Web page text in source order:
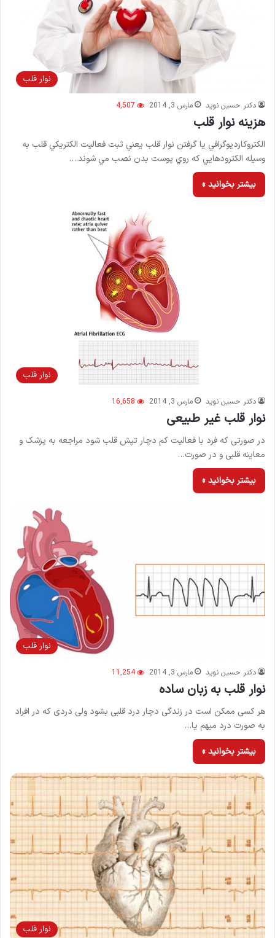
نوار قلب
دکتر حسین نوید مارس 3, 2014 4,507
هزینه نوار قلب
الكتروكارديوگرافي یا گرفتن نوار قلب يعني ثبت فعاليت الكتريكي قلب به
وسيله الكترودهايي كه روي پوست بدن نصب مي ‌شوند.…
بیشتر بخوانید »
نوار قلب
دکتر حسین نوید مارس 3, 2014 16,658
نوار قلب غیر طبیعی
در صورتی که فرد با فعالیت کم دچار تپش قلب شود مراجعه به پزشک و
معاینه قلبی و در صورت…
بیشتر بخوانید »
نوار قلب
دکتر حسین نوید مارس 3, 2014 11,254
نوار قلب به زبان ساده
هر کسی ممکن است در زندگی دچار درد قلبی بشود ولی دردی که در افراد
به صورت درد مبهم یا…
بیشتر بخوانید »
نوار قلب